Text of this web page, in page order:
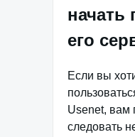
начать
его
Если вы
Usenet, вам
следовать